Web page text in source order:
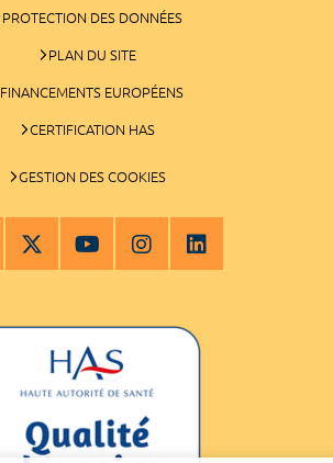
PROTECTION DES DONNÉES
PLAN DU SITE
FINANCEMENTS EUROPÉENS
CERTIFICATION HAS
GESTION DES COOKIES